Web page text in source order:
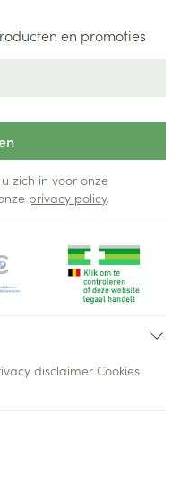
en promoties
zich in voor onze
privacy policy.
disclaimer Cookies